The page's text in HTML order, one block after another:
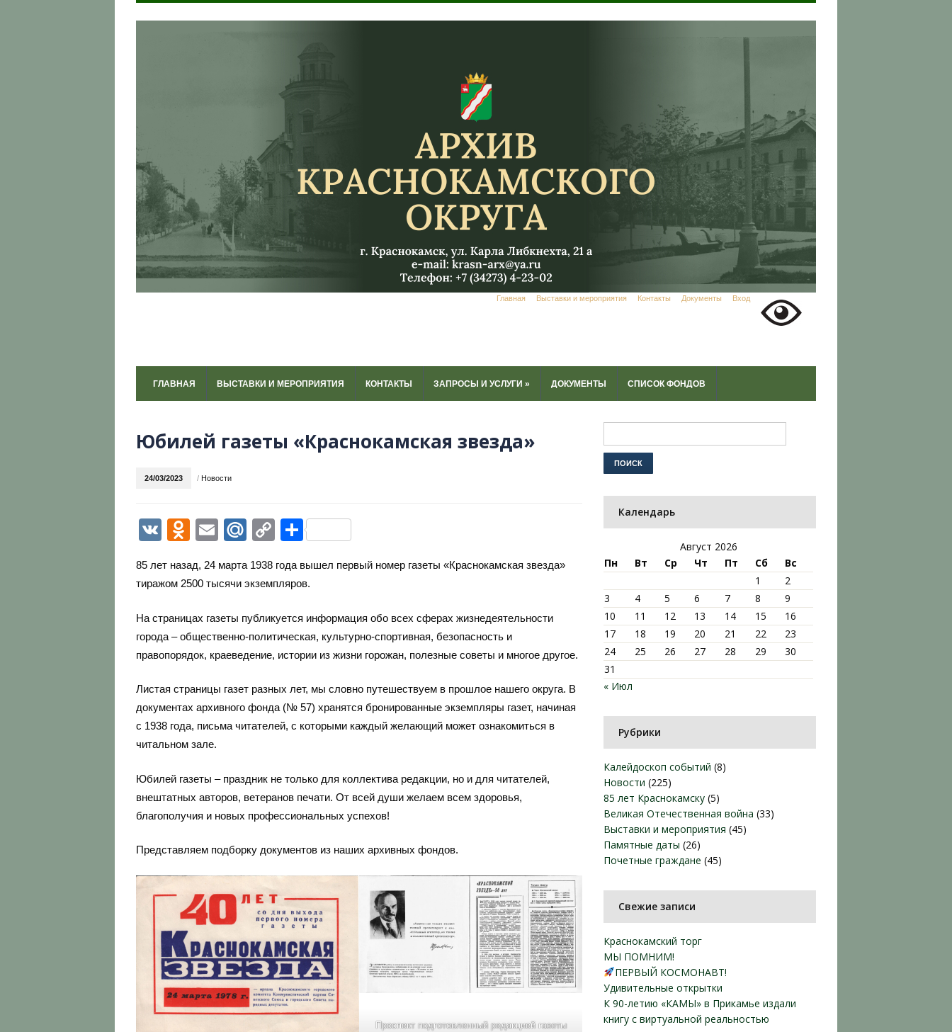
Главная Выставки и мероприятия Контакты Документы Вход
ГЛАВНАЯ ВЫСТАВКИ И МЕРОПРИЯТИЯ КОНТАКТЫ ЗАПРОСЫ И УСЛУГИ » ДОКУМЕНТЫ СПИСОК ФОНДОВ
Юбилей газеты «Краснокамская звезда»
24/03/2023 / Новости
VK Odnoklassniki
EmailMail.Ru
CopyОтправить
85 лет назад, 24 марта 1938 года вышел первый номер газеты «Краснокамская звезда»
тиражом 2500 тысячи экземпляров.
На страницах газеты публикуется информация обо всех сферах жизнедеятельности
города – общественно-политическая, культурно-спортивная, безопасность и
правопорядок, краеведение, истории из жизни горожан, полезные советы и многое другое.
Листая страницы газет разных лет, мы словно путешествуем в прошлое нашего округа. В
документах архивного фонда (№ 57) хранятся бронированные экземпляры газет, начиная
с 1938 года, письма читателей, с которыми каждый желающий может ознакомиться в
читальном зале.
Юбилей газеты – праздник не только для коллектива редакции, но и для читателей,
внештатных авторов, ветеранов печати. От всей души желаем всем здоровья,
благополучия и новых профессиональных успехов!
Представляем подборку документов из наших архивных фондов.
Проспект подготовленный редакцией газеты
Календарь
Август 2026
Пн
Вт Ср Чт Пт Сб
Вс
1
2
3
4 5 6 7 8
9
10
11 12 13 14 15
16
17
18 19 20 21 22
23
24
25 26 27 28 29
30
31
« Июл
Рубрики
Калейдоскоп событий (8)
Новости (225)
85 лет Краснокамску (5)
Великая Отечественная война (33)
Выставки и мероприятия (45)
Памятные даты (26)
Почетные граждане (45)
Свежие записи
Краснокамский торг
МЫ ПОМНИМ!
ПЕРВЫЙ КОСМОНАВТ!
Удивительные открытки
К 90-летию «КАМЫ» в Прикамье издали
книгу с виртуальной реальностью